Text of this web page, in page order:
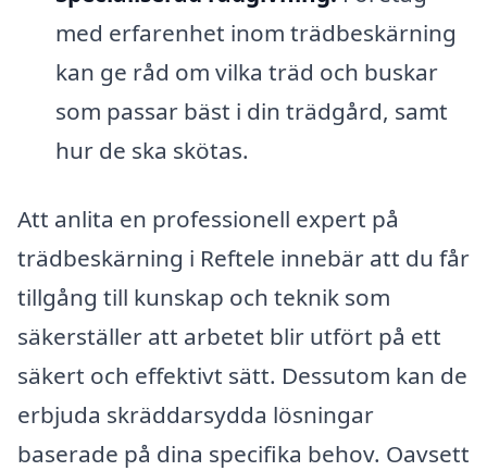
med erfarenhet inom trädbeskärning
kan ge råd om vilka träd och buskar
som passar bäst i din trädgård, samt
hur de ska skötas.
Att anlita en professionell expert på
trädbeskärning i Reftele innebär att du får
tillgång till kunskap och teknik som
säkerställer att arbetet blir utfört på ett
säkert och effektivt sätt. Dessutom kan de
erbjuda skräddarsydda lösningar
baserade på dina specifika behov. Oavsett